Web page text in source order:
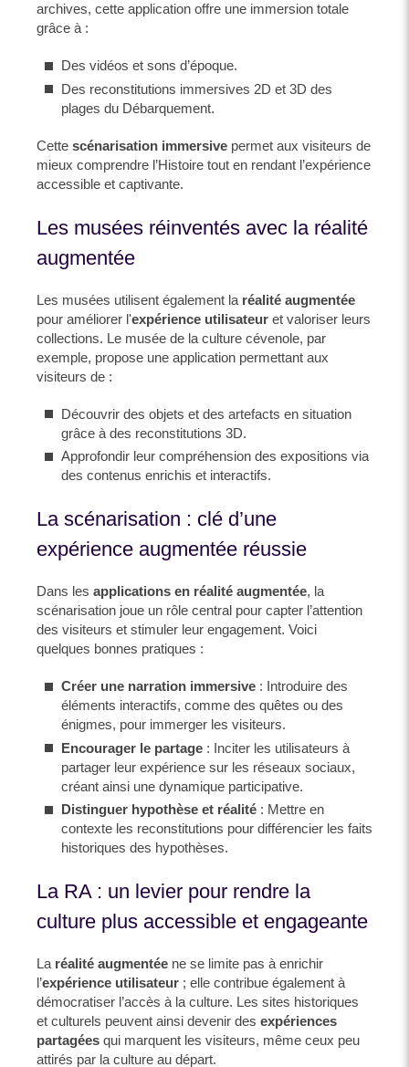
archives, cette application offre une immersion totale
grâce à :
Des vidéos et sons d’époque.
Des reconstitutions immersives 2D et 3D des
plages du Débarquement.
Cette scénarisation immersive permet aux visiteurs de
mieux comprendre l’Histoire tout en rendant l’expérience
accessible et captivante.
Les musées réinventés avec la réalité
augmentée
Les musées utilisent également la réalité augmentée
pour améliorer l'expérience utilisateur et valoriser leurs
collections. Le musée de la culture cévenole, par
exemple, propose une application permettant aux
visiteurs de :
Découvrir des objets et des artefacts en situation
grâce à des reconstitutions 3D.
Approfondir leur compréhension des expositions via
des contenus enrichis et interactifs.
La scénarisation : clé d’une
expérience augmentée réussie
Dans les applications en réalité augmentée, la
scénarisation joue un rôle central pour capter l’attention
des visiteurs et stimuler leur engagement. Voici
quelques bonnes pratiques :
Créer une narration immersive : Introduire des
éléments interactifs, comme des quêtes ou des
énigmes, pour immerger les visiteurs.
Encourager le partage : Inciter les utilisateurs à
partager leur expérience sur les réseaux sociaux,
créant ainsi une dynamique participative.
Distinguer hypothèse et réalité : Mettre en
contexte les reconstitutions pour différencier les faits
historiques des hypothèses.
La RA : un levier pour rendre la
culture plus accessible et engageante
La réalité augmentée ne se limite pas à enrichir
l’expérience utilisateur ; elle contribue également à
démocratiser l’accès à la culture. Les sites historiques
et culturels peuvent ainsi devenir des expériences
partagées qui marquent les visiteurs, même ceux peu
attirés par la culture au départ.